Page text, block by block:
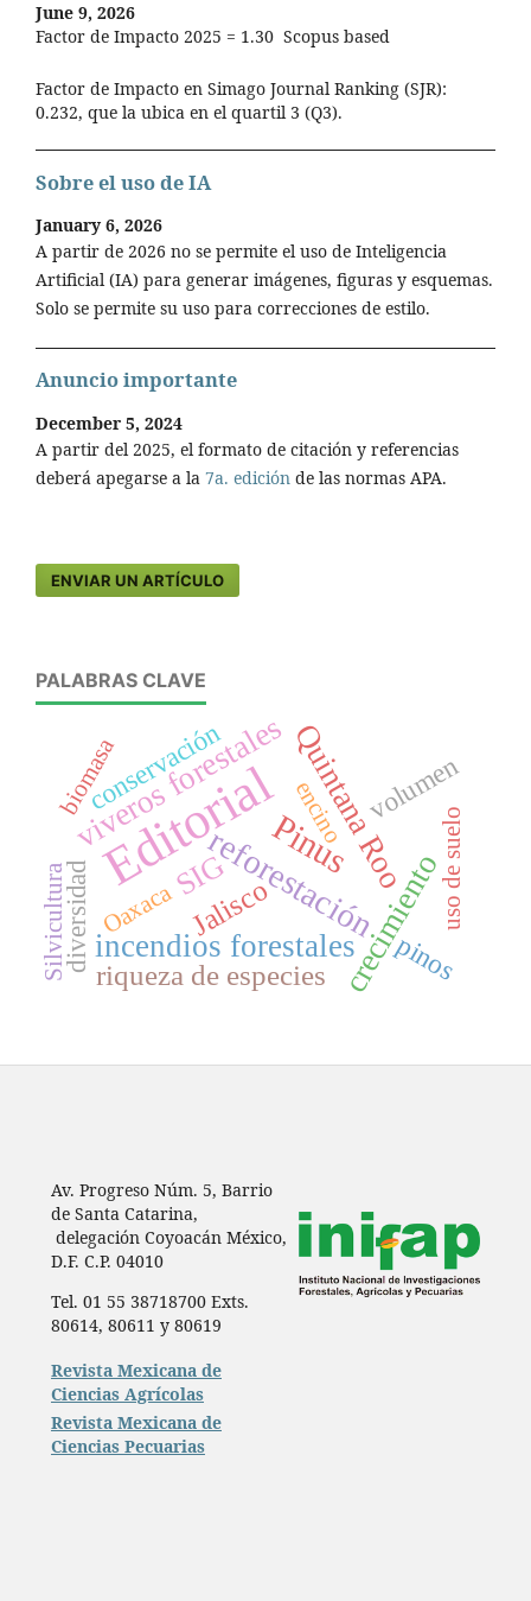
June 9, 2026
Factor de Impacto 2025 = 1.30 Scopus based
Factor de Impacto en Simago Journal Ranking (SJR):
0.232, que la ubica en el quartil 3 (Q3).
Sobre el uso de IA
January 6, 2026
A partir de 2026 no se permite el uso de Inteligencia
Artificial (IA) para generar imágenes, figuras y esquemas.
Solo se permite su uso para correcciones de estilo.
Anuncio importante
December 5, 2024
A partir del 2025, el formato de citación y referencias
deberá apegarse a la 7a. edición de las normas APA.
ENVIAR UN ARTÍCULO
PALABRAS CLAVE
EditorialPinus
reforestación
viveros forestales
crecimiento
incendios forestales
Quintana Roo
SIG
riqueza de especies
Jalisco
conservación
diversidad
volumen
pinos
Silvicultura uso de suelo
Oaxaca
biomasa encino
Av. Progreso Núm. 5, Barrio
de Santa Catarina,
delegación Coyoacán México,
D.F. C.P. 04010
Tel. 01 55 38718700 Exts.
80614, 80611 y 80619
Revista Mexicana de
Ciencias Agrícolas
Revista Mexicana de
Ciencias Pecuarias